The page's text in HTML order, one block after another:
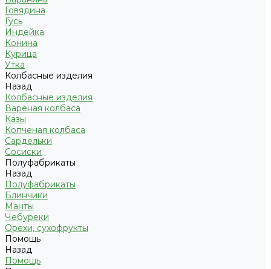
Говядина
Гусь
Индейка
Конина
Курица
Утка
Колбасные изделия
Назад
Колбасные изделия
Вареная колбаса
Казы
Копченая колбаса
Сардельки
Сосиски
Полуфабрикаты
Назад
Полуфабрикаты
Блинчики
Манты
Чебуреки
Орехи, сухофрукты
Помощь
Назад
Помощь